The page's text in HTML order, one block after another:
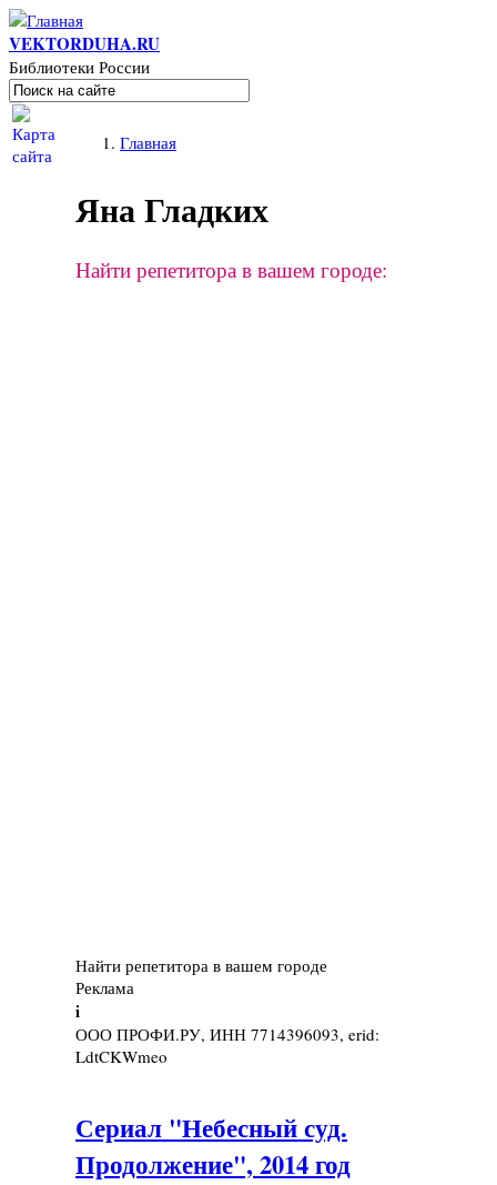
Перейти к основному содержанию
VEKTORDUHA.RU
Библиотеки России
Форма поиска
Поиск
Вы здесьГлавная
Яна Гладких
Найти репетитора в вашем городе:
Найти репетитора в вашем городе
Реклама
i
ООО ПРОФИ.РУ, ИНН 7714396093, erid:
LdtCKWmeo
Сериал "Небесный суд.
Продолжение", 2014 год